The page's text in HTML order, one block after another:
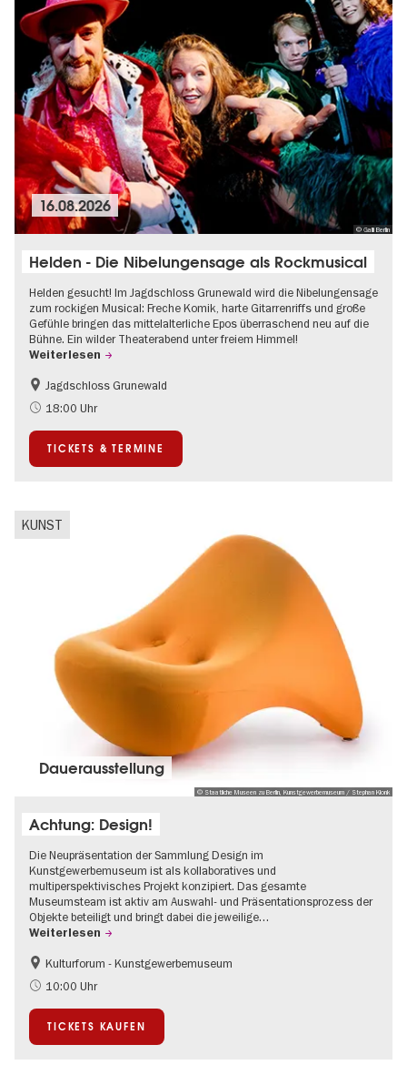
© Galli Berlin
16.08.2026
Helden - Die Nibelungensage als Rockmusical
Helden gesucht! Im Jagdschloss Grunewald wird die Nibelungensage
zum rockigen Musical: Freche Komik, harte Gitarrenriffs und große
Gefühle bringen das mittelalterliche Epos überraschend neu auf die
Bühne. Ein wilder Theaterabend unter freiem Himmel!
Weiterlesen
Barrierefrei
Im Grünen
Open Air
Schlösser & Gärten
Jagdschloss Grunewald
18:00 Uhr
TICKETS & TERMINE
KUNST
© Staatliche Museen zu Berlin, Kunstgewerbemuseum / Stephan Klonk
Dauer­aus­stel­lung
Achtung: Design!
Die Neupräsentation der Sammlung Design im
Kunstgewerbemuseum ist als kollaboratives und
multiperspektivisches Projekt konzipiert. Das gesamte
Museumsteam ist aktiv am Auswahl- und Präsentationsprozess der
Objekte beteiligt und bringt dabei die jeweilige…
Weiterlesen
Mode und Design
Kulturforum - Kunstgewerbemuseum
10:00 Uhr
TICKETS KAUFEN